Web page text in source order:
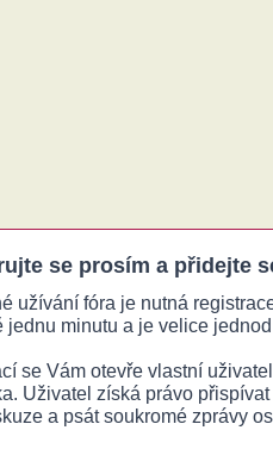
se prosím a přidejte
užívání fóra je nutná
jednu minutu a je velice
se Vám otevře vlastní
Uživatel získá právo
a psát soukromé zprávy